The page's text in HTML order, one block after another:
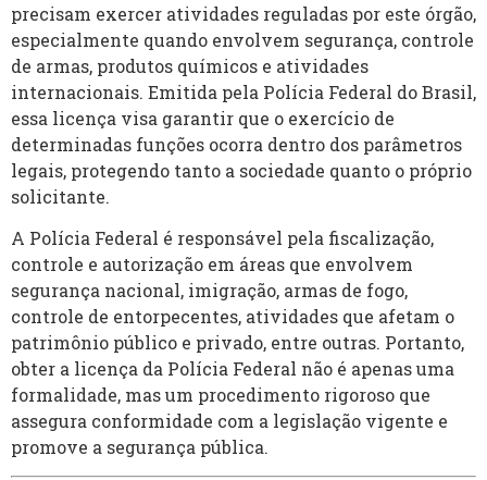
precisam exercer atividades reguladas por este órgão,
especialmente quando envolvem segurança, controle
de armas, produtos químicos e atividades
internacionais. Emitida pela Polícia Federal do Brasil,
essa licença visa garantir que o exercício de
determinadas funções ocorra dentro dos parâmetros
legais, protegendo tanto a sociedade quanto o próprio
solicitante.
A Polícia Federal é responsável pela fiscalização,
controle e autorização em áreas que envolvem
segurança nacional, imigração, armas de fogo,
controle de entorpecentes, atividades que afetam o
patrimônio público e privado, entre outras. Portanto,
obter a licença da Polícia Federal não é apenas uma
formalidade, mas um procedimento rigoroso que
assegura conformidade com a legislação vigente e
promove a segurança pública.